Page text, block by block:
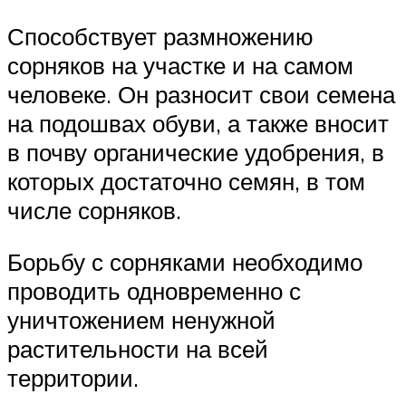
Способствует размножению
сорняков на участке и на самом
человеке. Он разносит свои семена
на подошвах обуви, а также вносит
в почву органические удобрения, в
которых достаточно семян, в том
числе сорняков.
Борьбу с сорняками необходимо
проводить одновременно с
уничтожением ненужной
растительности на всей
территории.